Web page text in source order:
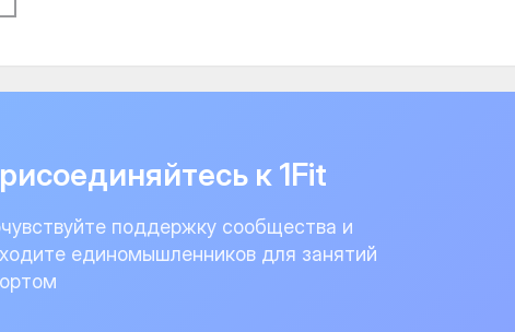
к 1Fit
поддержку сообщества и
единомышленников для занятий